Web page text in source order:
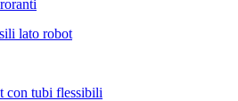
lato robot
con tubi flessibili